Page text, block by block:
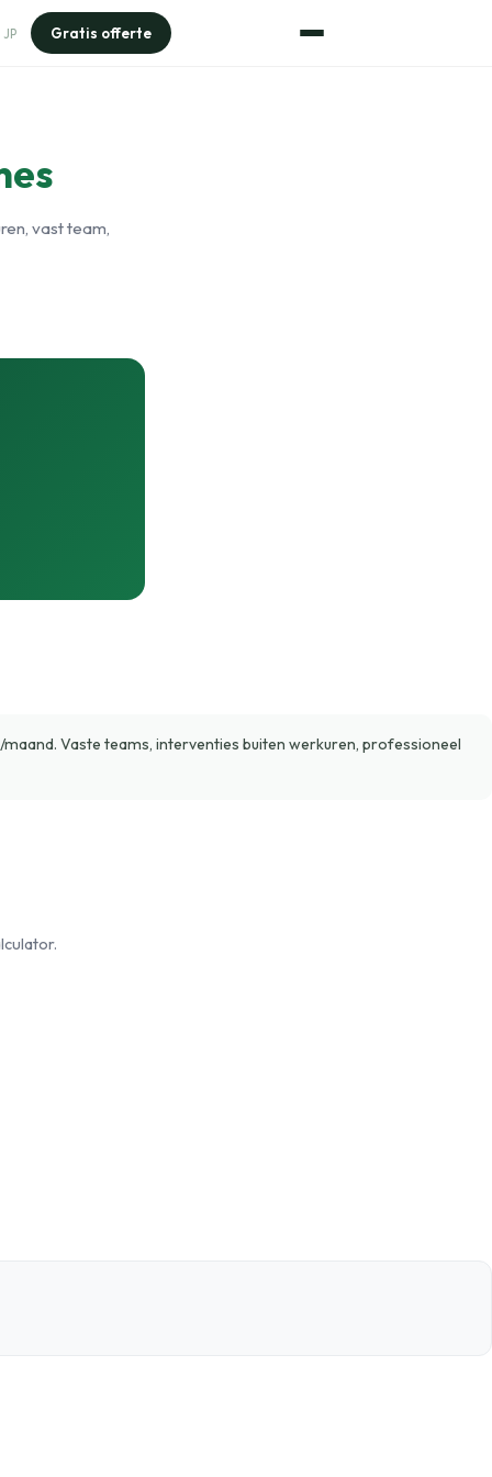
JP Gratis offerte
vast team,
Vaste teams, interventies buiten werkuren, professioneel